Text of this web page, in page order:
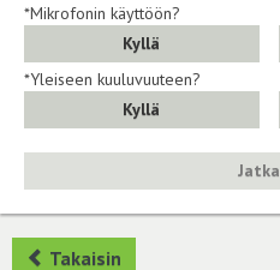
*Mikrofonin käyttöön?
Kyllä
*Yleiseen kuuluvuuteen?
Kyllä
Jatka
Takaisin